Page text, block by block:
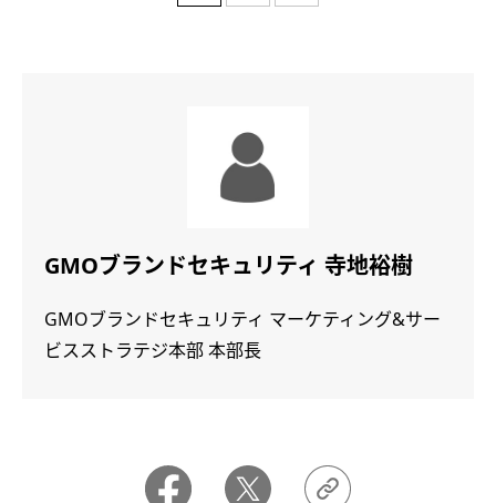
GMOブランドセキュリティ 寺地裕樹
GMOブランドセキュリティ マーケティング&サー
ビスストラテジ本部 本部長